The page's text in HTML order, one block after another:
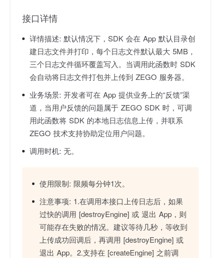
接口详情
详情描述: 默认情况下，SDK 会在 App 默认目录创
建日志文件并打印，每个日志文件默认最大 5MB，
三个日志文件循环覆盖写入。当调用此函数时 SDK
会自动将日志文件打包并上传到 ZEGO 服务器。
业务场景: 开发者可在 App 提供业务上的“反馈”渠
道，当用户反馈的问题属于 ZEGO SDK 时，可调
用此函数将 SDK 的本地日志信息上传，并联系
ZEGO 技术支持协助定位用户问题。
调用时机: 无。
使用限制: 限频每分钟1次。
注意事项: 1.在调用本接口上传日志后，如果
过快的调用 [destroyEngine] 或 退出 App，则
可能存在失败的情况。建议等待几秒，等收到
上传成功回调后，再调用 [destroyEngine] 或
退出 App。2.支持在 [createEngine] 之前调